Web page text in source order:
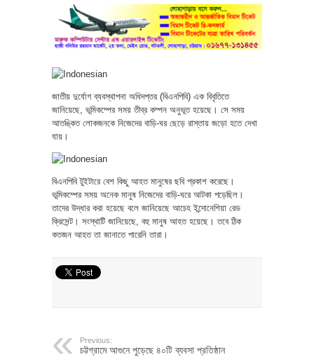
জাতীয় দুর্যোগ ব্যবস্থাপনা অধিদপ্তর (বিএনপিবি) এক বিবৃতিতে
জানিয়েছে, ভূমিকম্পের সময় তীব্র কম্পন অনুভূত হয়েছে। সে সময়
আতঙ্কিত লোকজনকে নিজেদের বাড়ি-ঘর ছেড়ে রাস্তায় জড়ো হতে দেখা
যায়।
বিএনপিবি টুইটারে বেশ কিছু আহত মানুষের ছবি প্রকাশ করেছে।
ভূমিকম্পের সময় অনেক মানুষ নিজেদের বাড়ি-ঘরে আটকা পড়েছিল।
তাদের উদ্ধার করা হয়েছে বলে জানিয়েছে আচেহ ইন্দোনেশিয়া রেড
ক্রিসেন্ট। সংস্থাটি জানিয়েছে, বহু মানুষ আহত হয়েছে। তবে ঠিক
কতজন আহত তা জানাতে পারেনি তারা।
Previous:
চট্টগ্রামে আগুনে পুড়েছে ৪০টি ব্যবসা প্রতিষ্ঠান